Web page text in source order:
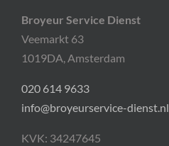
Broyeur Service Dienst
Veemarkt 63
1019DA, Amsterdam
020 614 9633
info@broyeurservice-dienst.nl
KVK: 34247645